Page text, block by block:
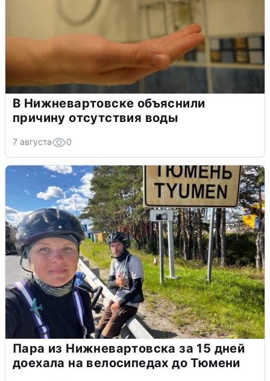
В Нижневартовске объяснили
причину отсутствия воды
7 августа 0
Пара из Нижневартовска за 15 дней
доехала на велосипедах до Тюмени